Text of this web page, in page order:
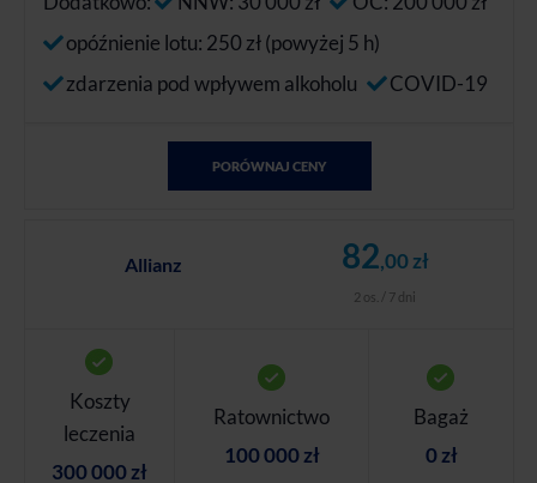
opóźnienie lotu: 250 zł (powyżej 5 h)
zdarzenia pod wpływem alkoholu
COVID-19
PORÓWNAJ CENY
Allianz 82,00 zł
2 os. / 7 dni
Koszty
leczenia
300 000 zł
Ratownictwo
100 000 zł
Bagaż
0 zł